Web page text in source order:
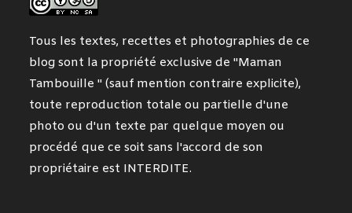
Tous les textes, recettes et photographies de ce
blog sont la propriété exclusive de "Maman
Tambouille " (sauf mention contraire explicite),
toute reproduction totale ou partielle d'une
photo ou d'un texte par quelque moyen ou
procédé que ce soit sans l'accord de son
propriétaire est INTERDITE.